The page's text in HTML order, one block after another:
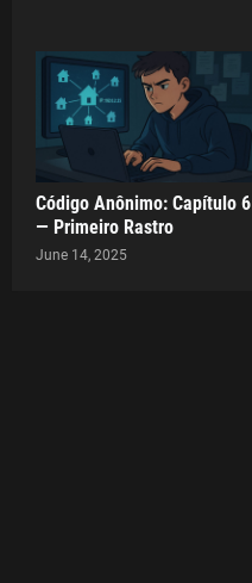
Código Anônimo: Capítulo 6
— Primeiro Rastro
June 14, 2025